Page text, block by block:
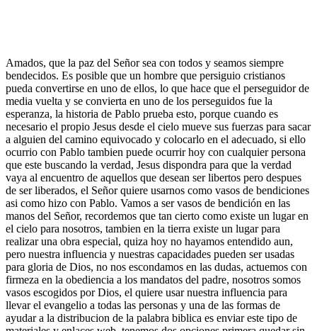
Amados, que la paz del Señor sea con todos y seamos siempre
bendecidos. Es posible que un hombre que persiguio cristianos
pueda convertirse en uno de ellos, lo que hace que el perseguidor de
media vuelta y se convierta en uno de los perseguidos fue la
esperanza, la historia de Pablo prueba esto, porque cuando es
necesario el propio Jesus desde el cielo mueve sus fuerzas para sacar
a alguien del camino equivocado y colocarlo en el adecuado, si ello
ocurrio con Pablo tambien puede ocurrir hoy con cualquier persona
que este buscando la verdad, Jesus dispondra para que la verdad
vaya al encuentro de aquellos que desean ser libertos pero despues
de ser liberados, el Señor quiere usarnos como vasos de bendiciones
asi como hizo con Pablo. Vamos a ser vasos de bendición en las
manos del Señor, recordemos que tan cierto como existe un lugar en
el cielo para nosotros, tambien en la tierra existe un lugar para
realizar una obra especial, quiza hoy no hayamos entendido aun,
pero nuestra influencia y nuestras capacidades pueden ser usadas
para gloria de Dios, no nos escondamos en las dudas, actuemos con
firmeza en la obediencia a los mandatos del padre, nosotros somos
vasos escogidos por Dios, el quiere usar nuestra influencia para
llevar el evangelio a todas las personas y una de las formas de
ayudar a la distribucion de la palabra biblica es enviar este tipo de